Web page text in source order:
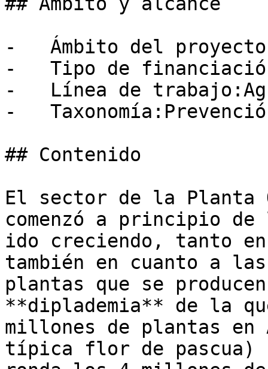
-   Ámbito del
-   Tipo de
-   Línea de
-
## Contenido
El sector de la Planta
comenzó a principio de
ido creciendo, tanto en
también en cuanto a
plantas que se
**diplademia** de la
millones de plantas
típica flor de pascua)